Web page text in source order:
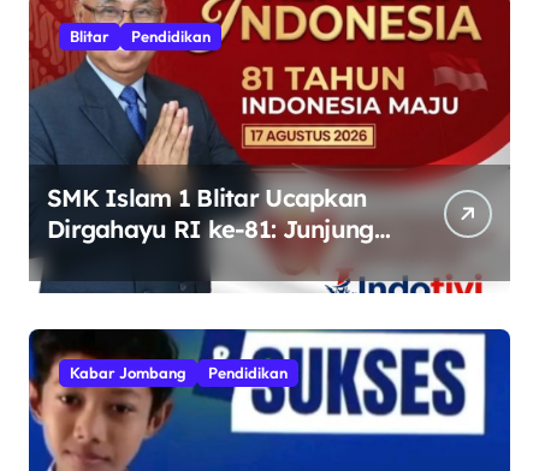
Blitar Pendidikan
SMK Islam 1 Blitar Ucapkan
Dirgahayu RI ke-81: Junjung
Kebhinekaan
Kabar Jombang Pendidikan